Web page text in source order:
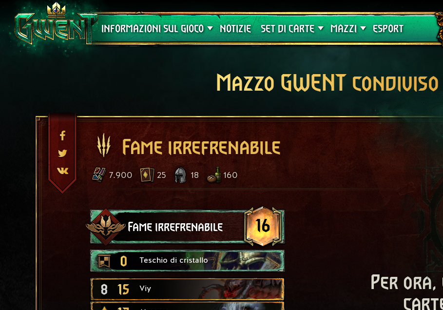
INFORMAZIONI SUL GIOCO
Assistenza
NOTIZIE SET DI CARTE
Crimson Curse
MAZZI
Guide
ESPORT
Mazzo GWENT condiviso
Fame irrefrenabile
7.900 25 18 160
Fame irrefrenabile 16
0 Teschio di cristallo
8 15 Viy
Per ora,